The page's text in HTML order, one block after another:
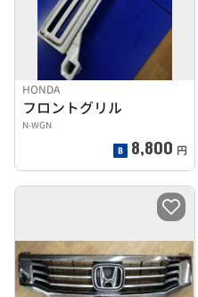
HONDA
フロントグリル
N-WGN
8,800 円